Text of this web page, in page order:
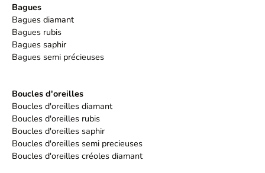
Bagues
Bagues diamant
Bagues rubis
Bagues saphir
Bagues semi précieuses
Boucles d'oreilles
Boucles d'oreilles diamant
Boucles d'oreilles rubis
Boucles d'oreilles saphir
Boucles d'oreilles semi precieuses
Boucles d'oreilles créoles diamant